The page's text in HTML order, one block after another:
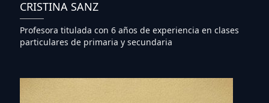
CRISTINA SANZ
Profesora titulada con 6 años de experiencia en clases
particulares de primaria y secundaria